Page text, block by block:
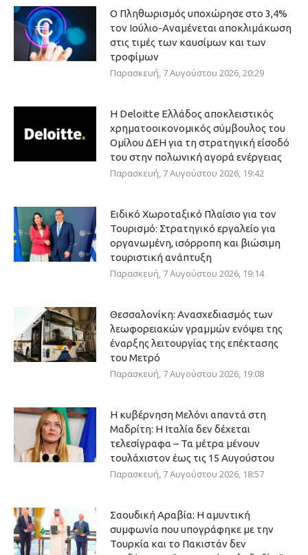
Ο Πληθωρισμός υποχώρησε στο 3,4%
τον Ιούλιο-Αναμένεται αποκλιμάκωση
στις τιμές των καυσίμων και των
τροφίμων
Παρασκευή, 7 Αυγούστου 2026, 20:29
Η Deloitte Ελλάδος αποκλειστικός
χρηματοοικονομικός σύμβουλος του
Ομίλου ΔΕΗ για τη στρατηγική είσοδό
του στην πολωνική αγορά ενέργειας
Παρασκευή, 7 Αυγούστου 2026, 19:42
Ειδικό Χωροταξικό Πλαίσιο για τον
Τουρισμό: Στρατηγικό εργαλείο για
οργανωμένη, ισόρροπη και βιώσιμη
τουριστική ανάπτυξη
Παρασκευή, 7 Αυγούστου 2026, 19:14
Θεσσαλονίκη: Ανασχεδιασμός των
λεωφορειακών γραμμών ενόψει της
έναρξης λειτουργίας της επέκτασης
του Μετρό
Παρασκευή, 7 Αυγούστου 2026, 19:08
Η κυβέρνηση Μελόνι απαντά στη
Μαδρίτη: Η Ιταλία δεν δέχεται
τελεσίγραφα – Τα μέτρα μένουν
τουλάχιστον έως τις 15 Αυγούστου
Παρασκευή, 7 Αυγούστου 2026, 18:57
Σαουδική Αραβία: Η αμυντική
συμφωνία που υπογράφηκε με την
Τουρκία και το Πακιστάν δεν